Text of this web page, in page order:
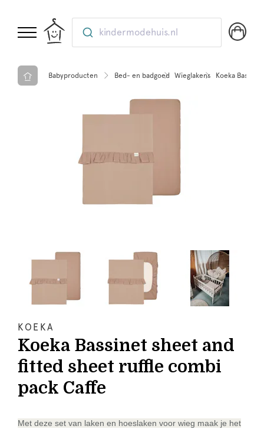
kindermodehuis.nl
Babyproducten Bed- en badgoed Wieglakens Koeka
KOEKA
Koeka Bassinet sheet and
fitted sheet ruffle combi
pack Caffe
Met deze set van laken en hoeslaken voor wieg maak je het